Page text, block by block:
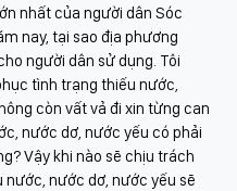
nhất của người dân Sóc
nay, tại sao địa phương
người dân sử dụng. Tôi
tình trạng thiếu nước,
còn vất vả đi xin từng can
nước dơ, nước yếu có phải
Vậy khi nào sẽ chịu trách
nước dơ, nước yếu sẽ